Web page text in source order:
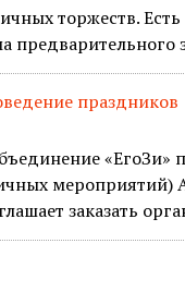
торжеств.
праздников
мероприятий)
заказать